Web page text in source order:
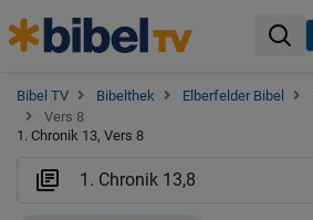
Bibel TV Bibelthek Elberfelder Bibel
Vers 8
1. Chronik 13, Vers 8